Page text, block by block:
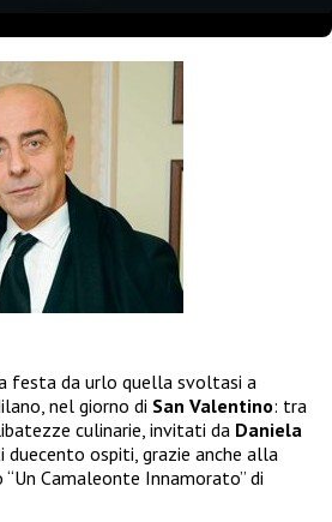
festa da urlo quella svoltasi a
nel giorno di San Valentino: tra
culinarie, invitati da Daniela
duecento ospiti, grazie anche alla
Camaleonte Innamorato” di